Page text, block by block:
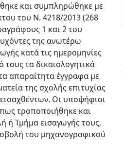
και συμπληρώθηκε με
του Ν. 4218/2013 (268
1 και 2 του
της ανωτέρω
κατά τις ημερομηνίες
τα δικαιολογητικά
απαραίτητα έγγραφα με
της σχολής επιτυχίας
Οι υποψήφιοι
τροποποιήθηκε και
ή Τμήμα εισαγωγής τους,
του μηχανογραφικού